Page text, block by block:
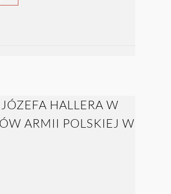
HALLERA W
ARMII POLSKIEJ W